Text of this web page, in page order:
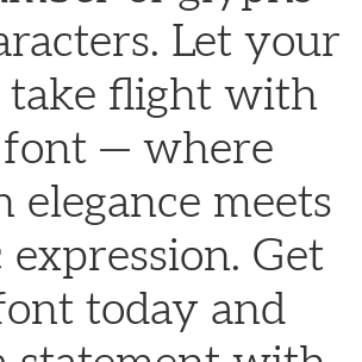
Let your
take flight with
— where
elegance meets
Get
today and